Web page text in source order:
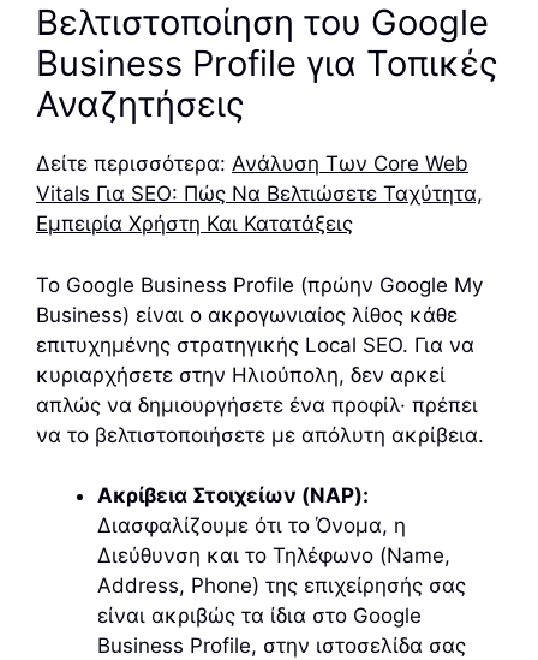
Βελτιστοποίηση του Google
Business Profile για Τοπικές
Αναζητήσεις
Δείτε περισσότερα: Ανάλυση Των Core Web
Vitals Για SEO: Πώς Να Βελτιώσετε Ταχύτητα,
Εμπειρία Χρήστη Και Κατατάξεις
Το Google Business Profile (πρώην Google My
Business) είναι ο ακρογωνιαίος λίθος κάθε
επιτυχημένης στρατηγικής Local SEO. Για να
κυριαρχήσετε στην Ηλιούπολη, δεν αρκεί
απλώς να δημιουργήσετε ένα προφίλ· πρέπει
να το βελτιστοποιήσετε με απόλυτη ακρίβεια.
Ακρίβεια Στοιχείων (NAP):
Διασφαλίζουμε ότι το Όνομα, η
Διεύθυνση και το Τηλέφωνο (Name,
Address, Phone) της επιχείρησής σας
είναι ακριβώς τα ίδια στο Google
Business Profile, στην ιστοσελίδα σας